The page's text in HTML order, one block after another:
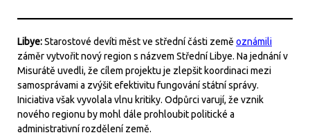
Libye:Starostové devíti měst ve střední části země oznámili
záměr vytvořit nový region s názvem Střední Libye. Na jednání v
Misurátě uvedli, že cílem projektu je zlepšit koordinaci mezi
samosprávami a zvýšit efektivitu fungování státní správy.
Iniciativa však vyvolala vlnu kritiky. Odpůrci varují, že vznik
nového regionu by mohl dále prohloubit politické a
administrativní rozdělení země.